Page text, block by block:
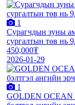
1
Сурагчдын зуны
сургалтын төв нь
450,000₮
2026-01-29
1
GOLDEN OCEAN